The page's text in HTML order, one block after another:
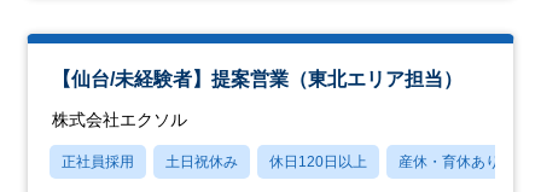
【仙台/未経験者】提案営業（東北エリア担当）
株式会社エクソル
正社員採用 土日祝休み 休日120日以上 産休・育休あり